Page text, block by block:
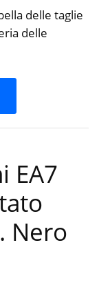
delle taglie
delle
EA7
Nero